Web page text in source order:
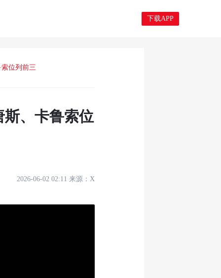
下载APP
位列前三
、卡鲁索位
2026-06-02 02:11 来源： X